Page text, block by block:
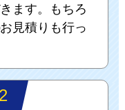
ます。もちろ
見積りも行っ